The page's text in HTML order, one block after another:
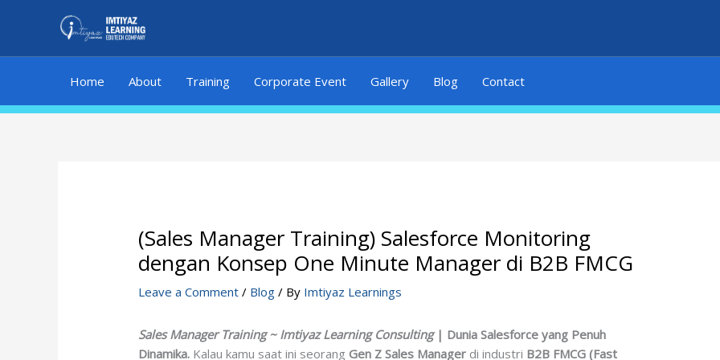
Home About Training Corporate Event Gallery Blog Contact
(Sales Manager Training) Salesforce Monitoring
dengan Konsep One Minute Manager di B2B FMCG
Leave a Comment / Blog / By Imtiyaz Learnings
Sales Manager Training ~ Imtiyaz Learning Consulting| Dunia Salesforce yang Penuh
Dinamika. Kalau kamu saat ini seorang Gen Z Sales Manager di industri B2B FMCG (Fast